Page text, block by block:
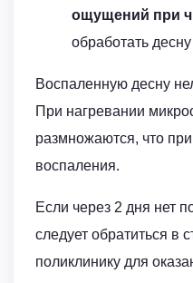
ощущений при
обработать
Воспаленную десну
При нагревании
размножаются, что
воспаления.
Если через 2 дня нет
следует обратиться в
поликлинику для